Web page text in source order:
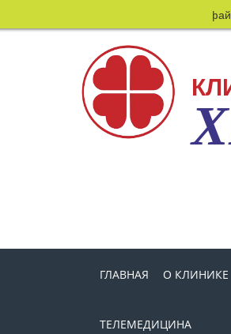
Этот сайт использует
ГЛАВНАЯ О КЛИНИКЕ
ТЕЛЕМЕДИЦИНА